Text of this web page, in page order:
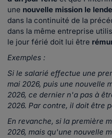
une nouvelle mission le
dans la continuité de la
dans la même entreprise
le jour férié doit lui être
Exemples :
Si le salarié effectue une
mai 2026, puis une nouvelle
2026, ce dernier n'a pas à
2026. Par contre, il doit être
En revanche, si la première
2026, mais qu'une nouvelle